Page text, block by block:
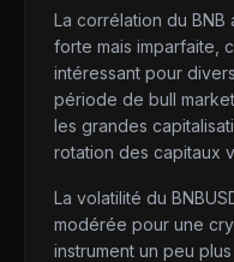
La corrélation du BNB
forte mais imparfaite,
intéressant pour
période de bull
les grandes
rotation des capitaux
La volatilité du
modérée pour une
instrument un peu